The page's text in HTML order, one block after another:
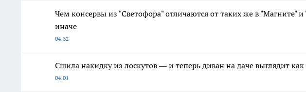
Чем консервы из "Светофора" отличаются от таких же в "Магните"
иначе
04:32
Сшила накидку из лоскутов — и теперь диван на даче выглядит
04:01